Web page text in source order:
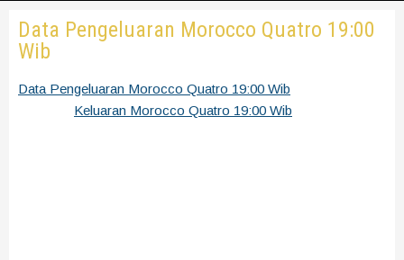
Data Pengeluaran Morocco Quatro 19:00
Wib
Data Pengeluaran Morocco Quatro 19:00 Wib
Keluaran Morocco Quatro 19:00 Wib